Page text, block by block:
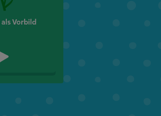
Vorbild